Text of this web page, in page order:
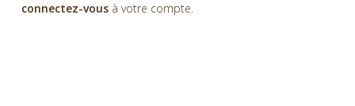
connectez-vous à votre compte.